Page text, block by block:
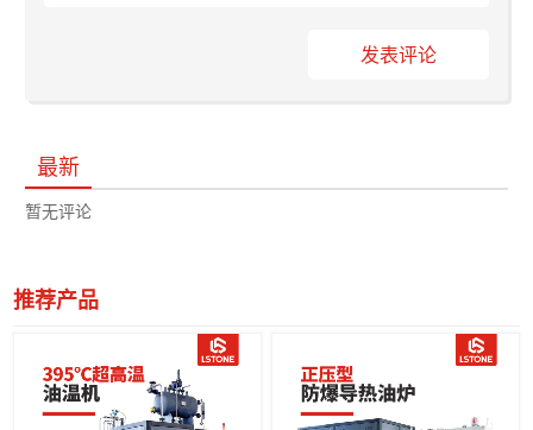
发表评论
最新
暂无评论
推荐产品